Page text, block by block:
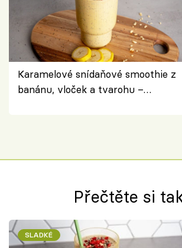
Karamelové snídaňové smoothie z
banánu, vloček a tvarohu –
Přečtěte si
SLADKÉ